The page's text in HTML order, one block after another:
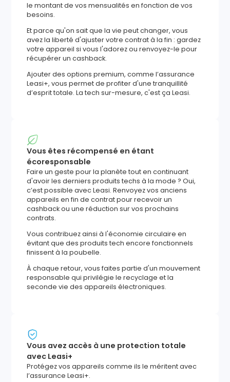
le montant de vos mensualités en fonction de vos
besoins.
Et parce qu'on sait que la vie peut changer, vous
avez la liberté d'ajuster votre contrat à la fin : gardez
votre appareil si vous l'adorez ou renvoyez-le pour
récupérer un cashback.
Ajouter des options premium, comme l’assurance
Leasi+, vous permet de profiter d'une tranquillité
d’esprit totale. La tech sur-mesure, c'est ça Leasi.
Vous êtes récompensé en étant
écoresponsable
Faire un geste pour la planète tout en continuant
d'avoir les derniers produits techs à la mode ? Oui,
c’est possible avec Leasi. Renvoyez vos anciens
appareils en fin de contrat pour recevoir un
cashback ou une réduction sur vos prochains
contrats.
Vous contribuez ainsi à l'économie circulaire en
évitant que des produits tech encore fonctionnels
finissent à la poubelle.
À chaque retour, vous faites partie d'un mouvement
responsable qui privilégie le recyclage et la
seconde vie des appareils électroniques.
Vous avez accès à une protection totale
avec Leasi+
Protégez vos appareils comme ils le méritent avec
l’assurance Leasi+.